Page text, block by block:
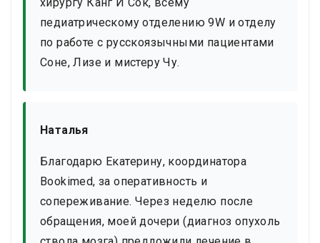
педиатрическому отделению 9W и отделу
по работе с русскоязычными пациентами
Соне, Лизе и мистеру Чу.
Наталья
Благодарю Екатерину, координатора
Bookimed, за оперативность и
сопереживание. Через неделю после
обращения, моей дочери (диагноз опухоль